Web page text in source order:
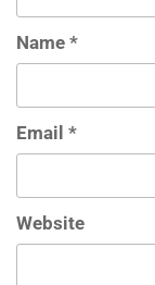
Name *
Email *
Website